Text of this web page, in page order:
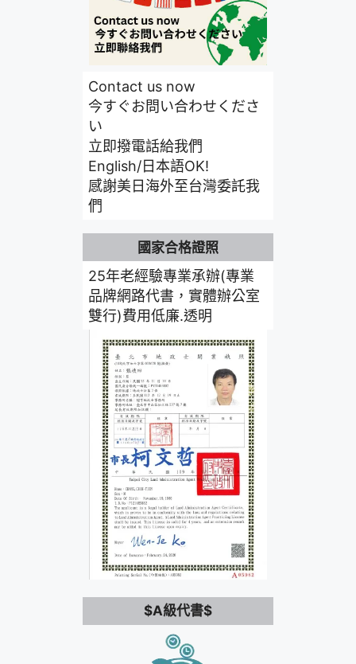
Contact us now
今すぐお問い合わせくださ
い
立即撥電話給我們
English/日本語OK!
感謝美日海外至台灣委託我
們
國家合格證照
25年老經驗專業承辦(專業
品牌網路代書，實體辦公室
雙行)費用低廉.透明
$A級代書$